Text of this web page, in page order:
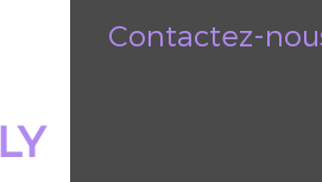
Contactez-